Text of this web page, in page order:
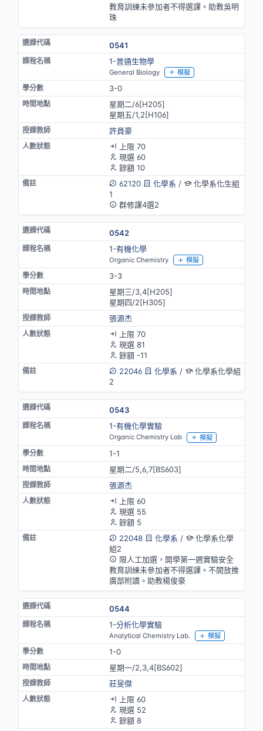
教育訓練未參加者不得選課。助教吳明
珠
0541
1-普通生物學
General Biology 模擬
3-0
星期二/6[H205]
星期五/1,2[H106]
許員豪
上限 70
現選 60
餘額 10
62120
化學系 /
化學系化生組
1
群修課4選2
0542
1-有機化學
Organic Chemistry 模擬
3-3
星期三/3,4[H205]
星期四/2[H305]
張源杰
上限 70
現選 81
餘額 -11
22046
化學系 /
化學系化學組
2
0543
1-有機化學實驗
Organic Chemistry Lab 模擬
1-1
星期二/5,6,7[BS603]
張源杰
上限 60
現選 55
餘額 5
22048
化學系 /
化學系化學
組2
限人工加選，開學第一週實驗安全
教育訓練未參加者不得選課。不開放推
廣部附讀。助教楊俊豪
0544
1-分析化學實驗
Analytical Chemistry Lab. 模擬
1-0
星期一/2,3,4[BS602]
莊旻傑
上限 60
現選 52
餘額 8